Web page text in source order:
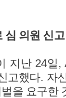
의원 신고
지난 24일,
고했다. 자
을 요구한